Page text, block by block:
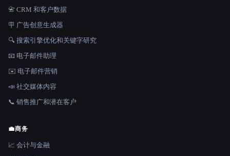
📇 CRM 和客户数据
🪧 广告创意生成器
🔍 搜索引擎优化和关键字研究
📧 电子邮件助理
✉️ 电子邮件营销
📣 社交媒体内容
📞 销售推广和潜在客户
💼商务
📈 会计与金融